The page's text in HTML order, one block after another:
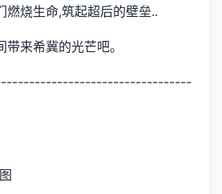
燃烧生命,筑起超后的壁垒..
来希冀的光芒吧。